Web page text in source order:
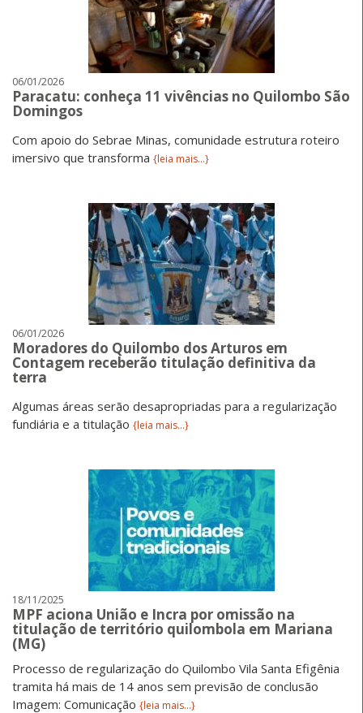
06/01/2026
Paracatu: conheça 11 vivências no Quilombo São
Domingos
Com apoio do Sebrae Minas, comunidade estrutura roteiro
imersivo que transforma {leia mais...}
06/01/2026
Moradores do Quilombo dos Arturos em
Contagem receberão titulação definitiva da
terra
Algumas áreas serão desapropriadas para a regularização
fundiária e a titulação {leia mais...}
18/11/2025
MPF aciona União e Incra por omissão na
titulação de território quilombola em Mariana
(MG)
Processo de regularização do Quilombo Vila Santa Efigênia
tramita há mais de 14 anos sem previsão de conclusão
Imagem: Comunicação {leia mais...}